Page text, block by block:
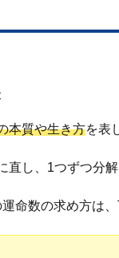
本質や生き方を表
直し、1つずつ分
命数の求め方は、